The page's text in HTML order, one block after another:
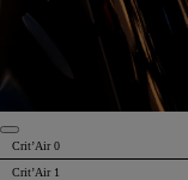
Crit’Air 0
Crit’Air 1